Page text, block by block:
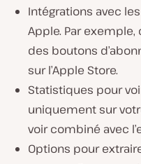
Intégrations avec
Apple. Par
des boutons
sur l’Apple Store.
Statistiques pour
uniquement sur
voir combiné avec
Options pour